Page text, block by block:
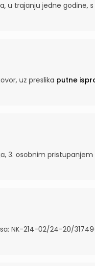
u trajanju jedne godine,
uz preslika putne
3. osobnim
NK-214-02/24-20/